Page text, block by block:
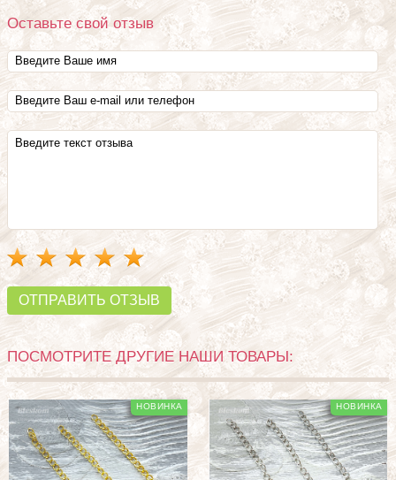
Оставьте свой отзыв
ОТПРАВИТЬ ОТЗЫВ
ПОСМОТРИТЕ ДРУГИЕ НАШИ ТОВАРЫ: